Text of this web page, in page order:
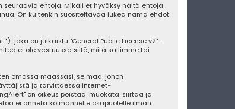
ehtoja. Mikäli et hyväksy näitä ehtoja,
On kuitenkin suositeltavaa lukea nämä ehdot
joka on julkaistu "General Public License v2" -
ei ole vastuussa siitä, mitä sallimme tai
omassa maassasi, se maa, johon
ja tarvittaessa internet-
on oikeus poistaa, muokata, siirtää ja
ei anneta kolmannelle osapuolelle ilman